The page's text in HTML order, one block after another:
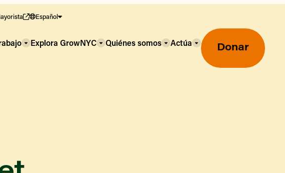
Español
Explora GrowNYC Quiénes somos Actúa Donar